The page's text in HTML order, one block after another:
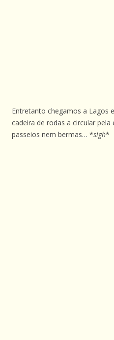
Entretanto chegamos a Lagos
cadeira de rodas a circular
passeios nem bermas… *sigh*